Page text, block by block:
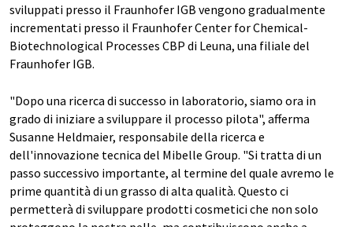
sviluppati presso il Fraunhofer IGB vengono gradualmente
incrementati presso il Fraunhofer Center for Chemical-
Biotechnological Processes CBP di Leuna, una filiale del
Fraunhofer IGB.
"Dopo una ricerca di successo in laboratorio, siamo ora in
grado di iniziare a sviluppare il processo pilota", afferma
Susanne Heldmaier, responsabile della ricerca e
dell'innovazione tecnica del Mibelle Group. "Si tratta di un
passo successivo importante, al termine del quale avremo le
prime quantità di un grasso di alta qualità. Questo ci
permetterà di sviluppare prodotti cosmetici che non solo